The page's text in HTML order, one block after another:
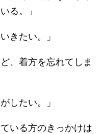
る。」
きたい。」
、着方を忘れてしま
したい。」
いる方のきっかけは